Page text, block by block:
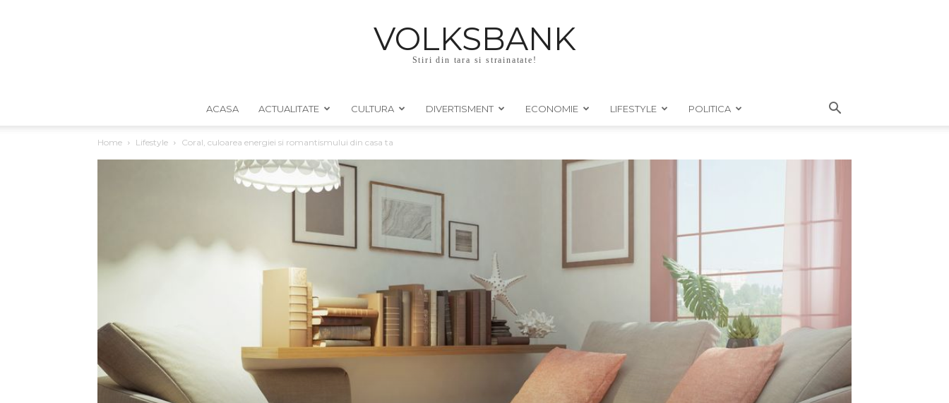
VOLKSBANK
Stiri din tara si strainatate!
ACASA ACTUALITATE CULTURA DIVERTISMENT ECONOMIE LIFESTYLE POLITICA
Home Lifestyle Coral, culoarea energiei si romantismului din casa ta